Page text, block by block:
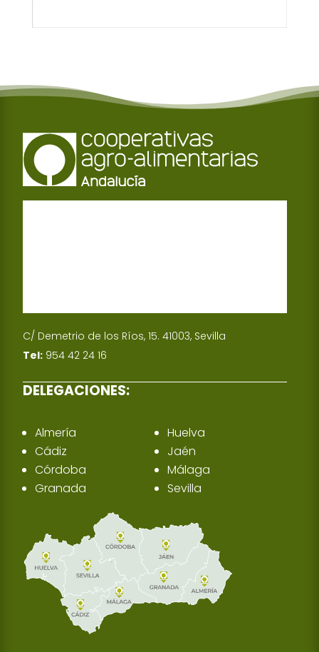
C/ Demetrio de los Ríos, 15. 41003, Sevilla
Tel: 954 42 24 16
DELEGACIONES:
Almería
Cádiz
Córdoba
Granada
Huelva
Jaén
Málaga
Sevilla